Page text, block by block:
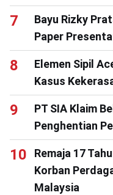
Bayu Rizky
Paper
Elemen Sipil
Kasus
PT SIA Klaim
Penghentian
Remaja 17
Korban
Malaysia